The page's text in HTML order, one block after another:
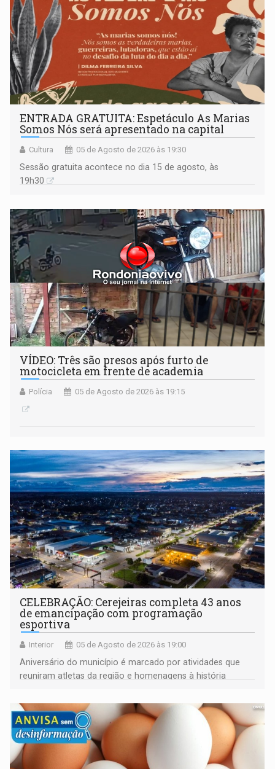
ENTRADA GRATUITA: Espetáculo As Marias
Somos Nós será apresentado na capital
Cultura 05 de Agosto de 2026 às 19:30
Sessão gratuita acontece no dia 15 de agosto, às
19h30
VÍDEO: Três são presos após furto de
motocicleta em frente de academia
Polícia 05 de Agosto de 2026 às 19:15
CELEBRAÇÃO: Cerejeiras completa 43 anos
de emancipação com programação
esportiva
Interior 05 de Agosto de 2026 às 19:00
Aniversário do município é marcado por atividades que
reuniram atletas da região e homenagens à história